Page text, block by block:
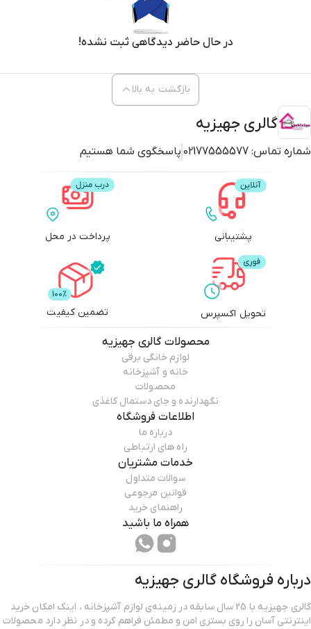
در حال حاضر دیدگاهی ثبت نشده!
گالری جهیزیه
شماره تماس: 02177555577 پاسخگوی شما هستیم
بازگشت به بالا
پشتیبانی پرداخت در محل
تحویل اکسپرس تضمین کیفیت
محصولاتگالری جهیزیه
لوازم خانگی برقی
خانه و آشپزخانه
محصولات
نگهدارنده و جای دستمال کاغذی
اطلاعات فروشگاه
درباره ما
راه های ارتباطی
خدمات مشتریان
سوالات متداول
قوانین مرجوعی
راهنمای خرید
همراه ما باشید
درباره فروشگاه گالری جهیزیه
گالری جهیزیه با 25 سال سابقه در زمینه‌ی لوازم آشپزخانه ، اینک امکان خرید
اینترنتی آسان را روی بستری امن و مطمئن فراهم کرده و در نظر دارد محصولات